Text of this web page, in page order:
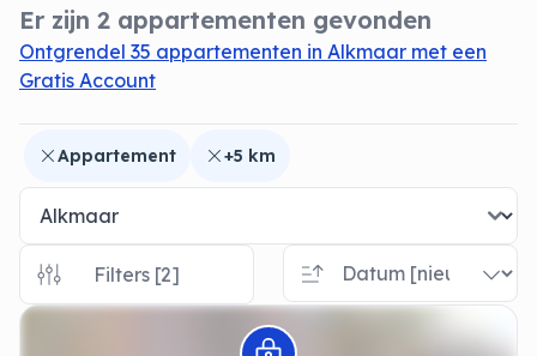
Er zijn 2 appartementen gevonden
Ontgrendel 35 appartementen in Alkmaar met een
Gratis Account
Appartement +5 km
Filters [2]
Modal openen